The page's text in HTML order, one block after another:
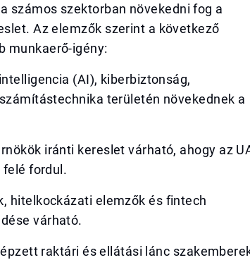
számos szektorban növekedni fog a
Az elemzők szerint a következő
munkaerő-igény:
(AI), kiberbiztonság,
területén növekednek a
iránti kereslet várható, ahogy az
felé fordul.
hitelkockázati elemzők és fintech
várható.
raktári és ellátási lánc